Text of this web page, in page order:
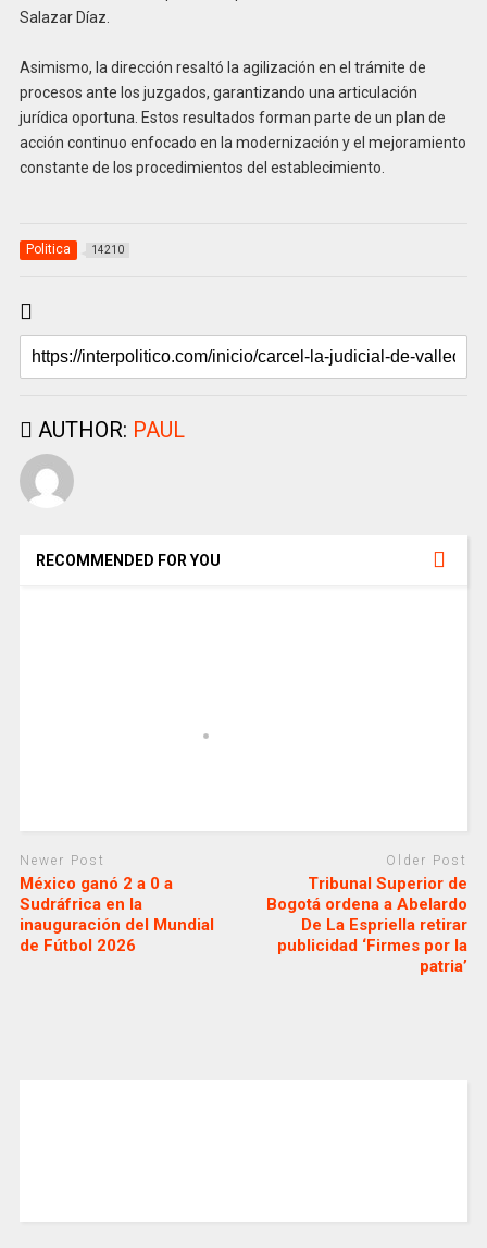
Salazar Díaz.
Asimismo, la dirección resaltó la agilización en el trámite de
procesos ante los juzgados, garantizando una articulación
jurídica oportuna. Estos resultados forman parte de un plan de
acción continuo enfocado en la modernización y el mejoramiento
constante de los procedimientos del establecimiento.
Politica 14210
AUTHOR: PAUL
RECOMMENDED FOR YOU
Newer Post
México ganó 2 a 0 a
Sudráfrica en la
inauguración del Mundial
de Fútbol 2026
Older Post
Tribunal Superior de
Bogotá ordena a Abelardo
De La Espriella retirar
publicidad ‘Firmes por la
patria’